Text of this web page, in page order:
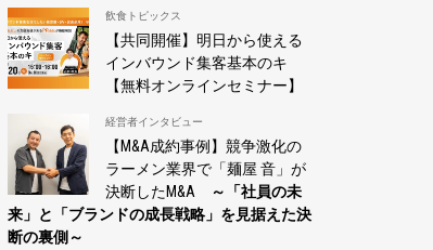
飲食トピックス
【共同開催】明日から使える
インバウンド集客基本のキ
【無料オンラインセミナー】
経営者インタビュー
【M&A成約事例】競争激化の
ラーメン業界で「麺屋 音」が
決断したM&A
～「社員の未
来」と「ブランドの成長戦略」を見据えた決
断の裏側～